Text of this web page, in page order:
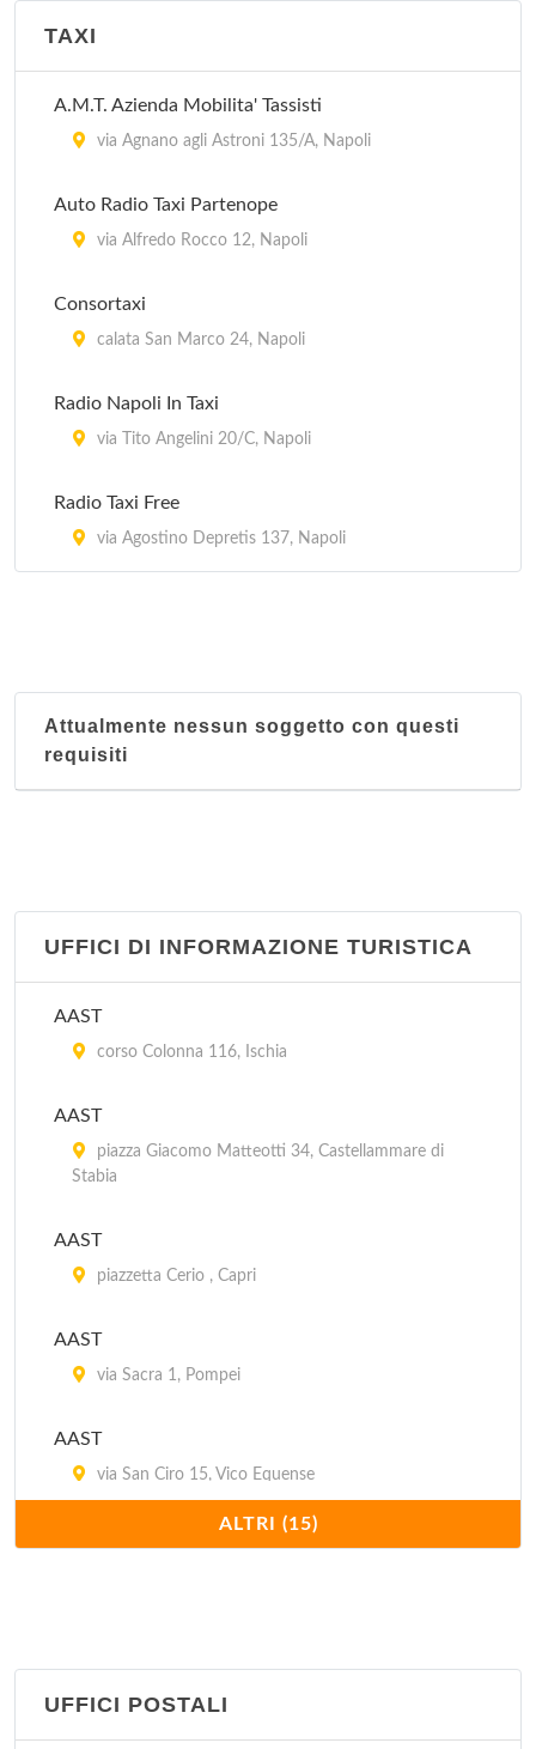
TAXI
A.M.T. Azienda Mobilita' Tassisti
via Agnano agli Astroni 135/A, Napoli
Auto Radio Taxi Partenope
via Alfredo Rocco 12, Napoli
Consortaxi
calata San Marco 24, Napoli
Radio Napoli In Taxi
via Tito Angelini 20/C, Napoli
Radio Taxi Free
via Agostino Depretis 137, Napoli
Attualmente nessun soggetto con questi
requisiti
UFFICI DI INFORMAZIONE TURISTICA
AAST
corso Colonna 116, Ischia
AAST
piazza Giacomo Matteotti 34, Castellammare di
Stabia
AAST
piazzetta Cerio , Capri
AAST
via Sacra 1, Pompei
AAST
via San Ciro 15, Vico Equense
via Vittorio Emanuele 168, Procida
AAST
ALTRI (15)
UFFICI POSTALI